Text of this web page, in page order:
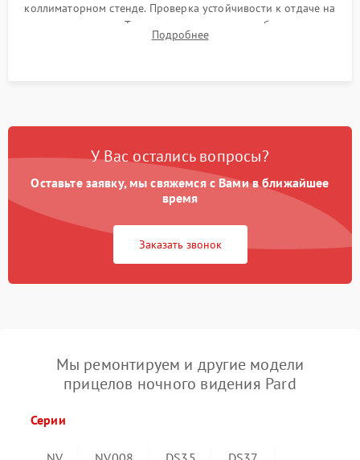
коллиматорном стенде. Проверка устойчивости к отдаче на
ударном стенде. Тестирование качества изображения в
темноте, дальности обнаружения и корректной работы всех
Подробнее
У Вас остались вопросы?
Оставьте заявку, мы свяжемся с Вами в ближайшее
время
Заказать звонок
Мы ремонтируем и другие модели
прицелов ночного видения Pard
Серии